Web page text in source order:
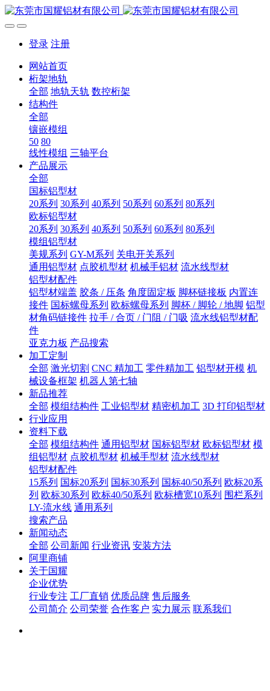
登录 注册
网站首页
桁架地轨
全部 地轨天轨 数控桁架
结构件
全部
镶嵌模组
50 80
线性模组 三轴平台
产品展示
全部
国标铝型材
20系列 30系列 40系列 50系列 60系列 80系列
欧标铝型材
20系列 30系列 40系列 50系列 60系列 80系列
模组铝型材
美规系列 GY-M系列 关电开关系列
通用铝型材 点胶机型材 机械手铝材 流水线型材
铝型材配件
铝型材端盖 胶条 / 压条 角度固定板 脚杯链接板 内置连
接件 国标螺母系列 欧标螺母系列 脚杯 / 脚轮 / 地脚 铝型
材角码链接件 拉手 / 合页 / 门阻 / 门吸 流水线铝型材配
件
亚克力板 产品搜索
加工定制
全部 激光切割 CNC 精加工 零件精加工 铝型材开模 机
械设备框架 机器人第七轴
新品推荐
全部 模组结构件 工业铝型材 精密机加工 3D 打印铝型材
行业应用
资料下载
全部 模组结构件 通用铝型材 国标铝型材 欧标铝型材 模
组铝型材 点胶机型材 机械手型材 流水线型材
铝型材配件
15系列 国标20系列 国标30系列 国标40/50系列 欧标20系
列 欧标30系列 欧标40/50系列 欧标槽宽10系列 围栏系列
LY-流水线 通用系列
搜索产品
新闻动态
全部 公司新闻 行业资讯 安装方法
阿里商铺
关于国耀
企业优势
行业专注 工厂直销 优质品牌 售后服务
公司简介 公司荣誉 合作客户 实力展示 联系我们